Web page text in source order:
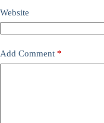
Website
Add Comment *